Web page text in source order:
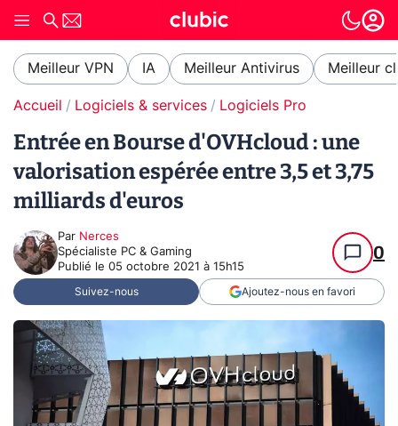
Meilleur VPN IA Meilleur Antivirus Meilleur
Accueil Logiciels & services Logiciels Pro
Entrée en Bourse d'OVHcloud : une
valorisation espérée entre 3,5 et 3,75
milliards d'euros
Par Nerces
Spécialiste PC & Gaming
Publié le 05 octobre 2021 à 15h15
0
Suivez-nous Ajoutez-nous en favori